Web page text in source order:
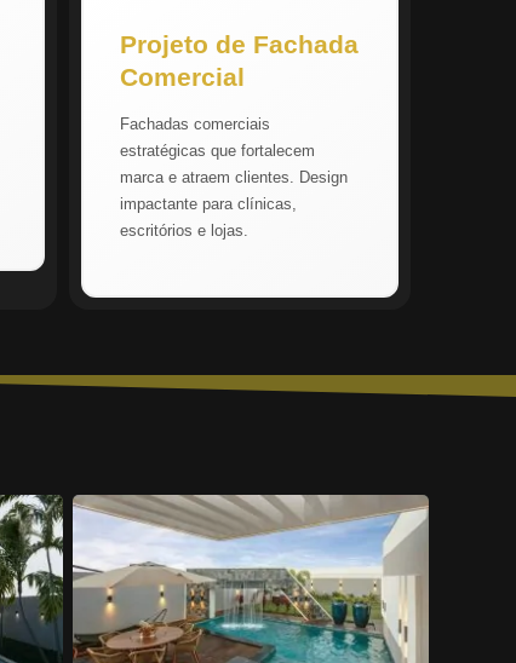
Projeto de Fachada
Comercial
Fachadas comerciais
estratégicas que fortalecem
marca e atraem clientes. Design
impactante para clínicas,
escritórios e lojas.